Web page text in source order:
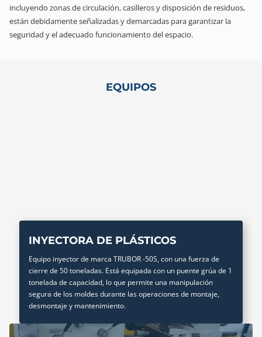
incluyendo zonas de circulación, casilleros y disposición de residuos,
están debidamente señalizadas y demarcadas para garantizar la
seguridad y el adecuado funcionamiento del espacio.
EQUIPOS
INYECTORA DE PLÁSTICOS
Equipo inyector de marca TRUBOR -50S, con una fuerza de
cierre de 50 toneladas. Está equipada con un puente grúa de 1
tonelada de capacidad, lo que permite una manipulación
segura de los moldes durante las operaciones de montaje,
desmontaje y mantenimiento.